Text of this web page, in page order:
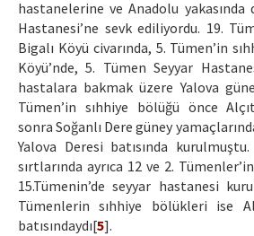
hastanelerine ve Anadolu yakasında
Hastanesi’ne sevk ediliyordu. 19.
Bigalı Köyü civarında, 5. Tümen’in
Köyü’nde, 5. Tümen Seyyar
hastalara bakmak üzere Yalova
Tümen’in sıhhiye bölüğü önce
sonra Soğanlı Dere güney
Yalova Deresi batısında
sırtlarında ayrıca 12 ve 2.
15.Tümenin’de seyyar hastanesi
Tümenlerin sıhhiye bölükleri ise
batısındaydı[5].